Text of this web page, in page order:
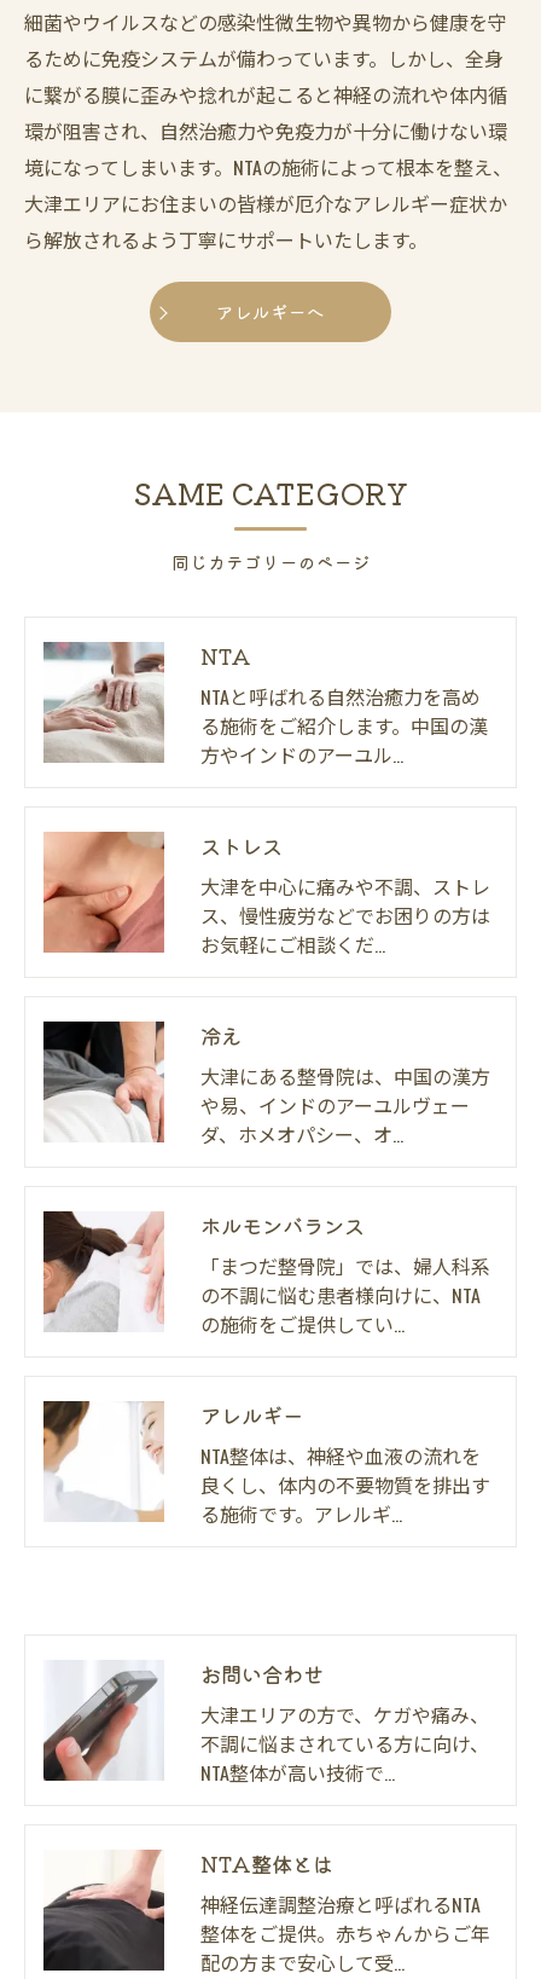
細菌やウイルスなどの感染性微生物や異物から健康を守
るために免疫システムが備わっています。しかし、全身
に繋がる膜に歪みや捻れが起こると神経の流れや体内循
環が阻害され、自然治癒力や免疫力が十分に働けない環
境になってしまいます。NTAの施術によって根本を整え、
大津エリアにお住まいの皆様が厄介なアレルギー症状か
ら解放されるよう丁寧にサポートいたします。
アレルギーへ
同じカテゴリーのページ
SAME CATEGORY
NTA
NTAと呼ばれる自然治癒力を高め
る施術をご紹介します。中国の漢
方やインドのアーユル…
ストレス
大津を中心に痛みや不調、ストレ
ス、慢性疲労などでお困りの方は
お気軽にご相談くだ…
冷え
大津にある整骨院は、中国の漢方
や易、インドのアーユルヴェー
ダ、ホメオパシー、オ…
ホルモンバランス
「まつだ整骨院」では、婦人科系
の不調に悩む患者様向けに、NTA
の施術をご提供してい…
アレルギー
NTA整体は、神経や血液の流れを
良くし、体内の不要物質を排出す
る施術です。アレルギ…
お問い合わせ
大津エリアの方で、ケガや痛み、
不調に悩まされている方に向け、
NTA整体が高い技術で…
NTA整体とは
神経伝達調整治療と呼ばれるNTA
整体をご提供。赤ちゃんからご年
配の方まで安心して受…